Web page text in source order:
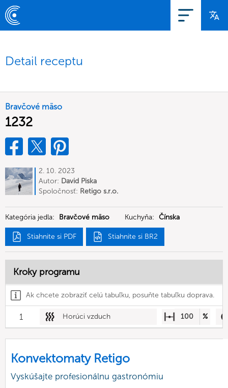
Detail receptu
Bravčové mäso
1232
2. 10. 2023
Autor: David Piska
Spoločnosť: Retigo s.r.o.
Kategória jedla: Bravčové mäso Kuchyňa: Čínska
Stiahnite si PDF Stiahnite si BR2
Kroky programu
Ak chcete zobraziť celú tabuľku, posuňte tabuľku doprava.
1 Horúci vzduch 100 %
Konvektomaty Retigo
Vyskúšajte profesionálnu gastronómiu